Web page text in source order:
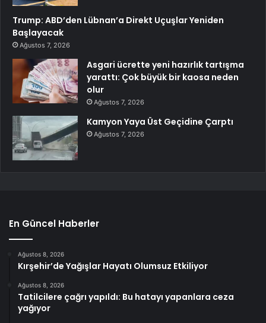
Trump: ABD’den Lübnan’a Direkt Uçuşlar Yeniden
Başlayacak
Ağustos 7, 2026
Asgari ücrette yeni hazırlık tartışma
yarattı: Çok büyük bir kaosa neden
olur
Ağustos 7, 2026
Kamyon Yaya Üst Geçidine Çarptı
Ağustos 7, 2026
En Güncel Haberler
Ağustos 8, 2026
Kırşehir’de Yağışlar Hayatı Olumsuz Etkiliyor
Ağustos 8, 2026
Tatilcilere çağrı yapıldı: Bu hatayı yapanlara ceza
yağıyor